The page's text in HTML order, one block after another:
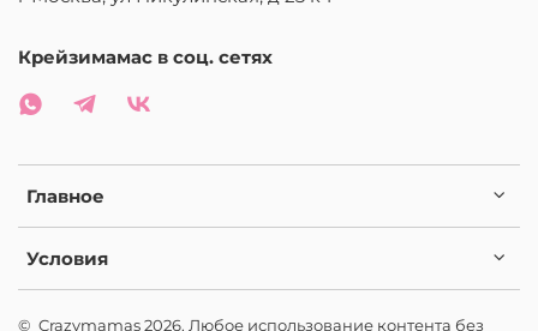
Главное
Условия
Крейзимамас в соц. сетях
© Crazymamas 2026. Любое использование контента без